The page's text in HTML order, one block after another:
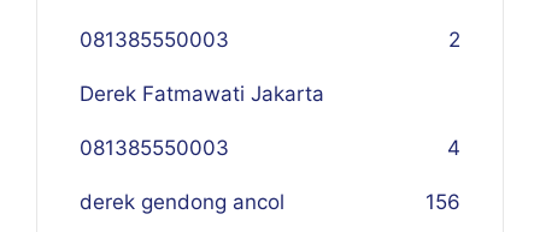
081385550003 2
Derek Fatmawati Jakarta
081385550003 4
derek gendong ancol 156